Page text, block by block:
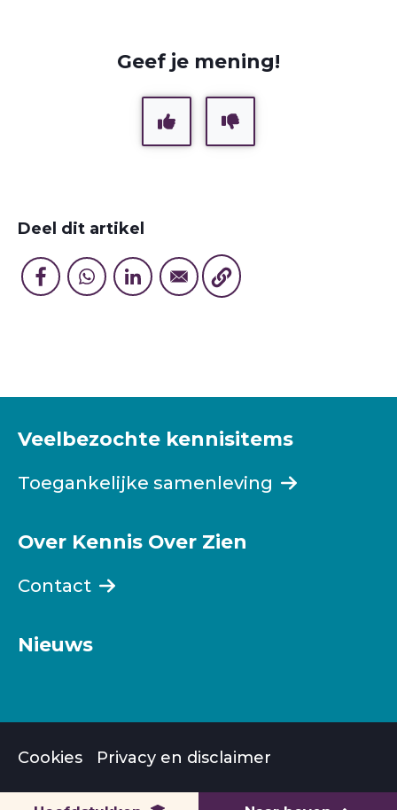
Geef je mening!
Deel dit artikel
Veelbezochte kennisitems
Toegankelijke samenleving
Over Kennis Over Zien
Contact
Nieuws
Cookies Privacy en disclaimer